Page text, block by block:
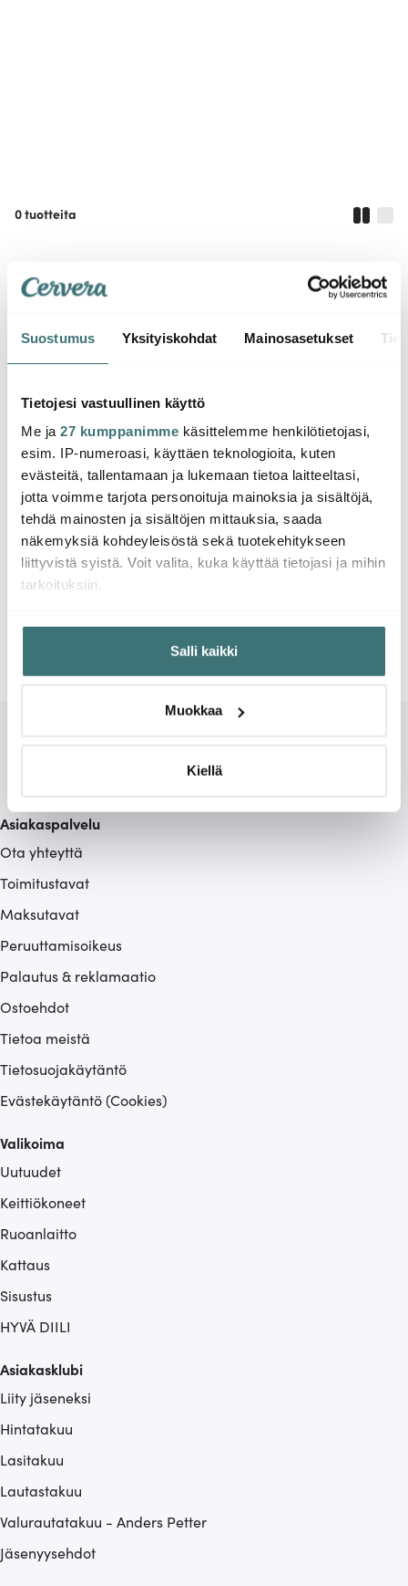
Suostumus Yksityiskohdat Mainosasetukset
Tietojesi vastuullinen käyttö
Me ja 27 kumppanimme käsittelemme henkilötietojasi,
esim. IP-numeroasi, käyttäen teknologioita, kuten
evästeitä, tallentamaan ja lukemaan tietoa laitteeltasi,
jotta voimme tarjota personoituja mainoksia ja sisältöjä,
tehdä mainosten ja sisältöjen mittauksia, saada
näkemyksiä kohdeyleisöstä sekä tuotekehitykseen
liittyvistä syistä. Voit valita, kuka käyttää tietojasi ja mihin
tarkoituksiin.
Jos sallit, haluamme myös tehdä seuraavia:
Kerätä tietoja maantieteellisestä sijainnistasi,
mahdollisesti muutaman metrin tarkkuudella
aktiivisesti (sormenjäljen muodostaminen)
tiedot-osiossa
evästeilmoituksessa.
Käytämme evästeitä tarjoamamme sisällön ja mainosten
räätälöimiseen, sosiaalisen median ominaisuuksien
jaamme sosiaalisen median, mainosalan ja analytiikka-
alan kumppaneillemme tietoja siitä, miten käytät
tietoja muihin tietoihin, joita olet antanut heille tai joita on
kerätty, kun olet käyttänyt heidän palvelujaan.
Salli kaikki
Muokkaa
Kiellä
0tuotteita
Tuotetta ei löydy
Asiakaspalvelu
Ota yhteyttä
Toimitustavat
Maksutavat
Peruuttamisoikeus
Palautus & reklamaatio
Ostoehdot
Tietoa meistä
Tietosuojakäytäntö
Evästekäytäntö (Cookies)
Valikoima
Uutuudet
Keittiökoneet
Ruoanlaitto
Kattaus
Sisustus
HYVÄ DIILI
Asiakasklubi
Liity jäseneksi
Hintatakuu
Lasitakuu
Lautastakuu
Valurautatakuu - Anders Petter
Jäsenyysehdot